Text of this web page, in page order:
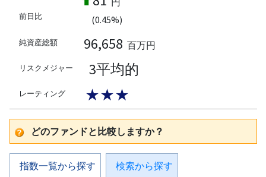
前日比
(0.45%)
純資産総額 96,658 百万円
リスクメジャー 3平均的
レーティング ★★★
どのファンドと比較しますか？
指数一覧から探す 検索から探す